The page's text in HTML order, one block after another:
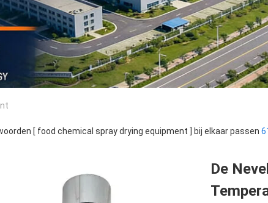
[ food chemical spray drying equipment ] bij elkaar passen
De